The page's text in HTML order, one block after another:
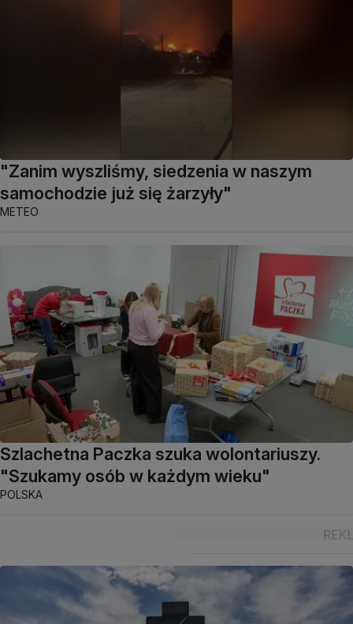
"Zanim wyszliśmy, siedzenia w naszym
samochodzie już się żarzyły"
METEO
Szlachetna Paczka szuka wolontariuszy.
"Szukamy osób w każdym wieku"
POLSKA